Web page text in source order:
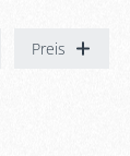
Preis